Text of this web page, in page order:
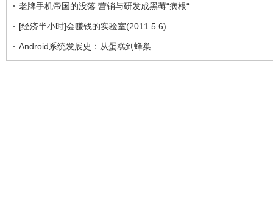
老牌手机帝国的没落:营销与研发成黑莓“病根“
[经济半小时]会赚钱的实验室(2011.5.6)
Android系统发展史：从蛋糕到蜂巢